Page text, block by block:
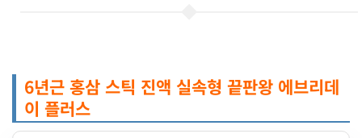
6년근 홍삼 스틱 진액 실속형 끝판왕 에브리데
이 플러스